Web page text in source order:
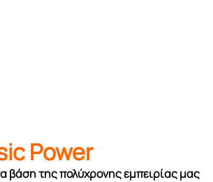
Power
βάση της πολύχρονης εμπειρίας μας